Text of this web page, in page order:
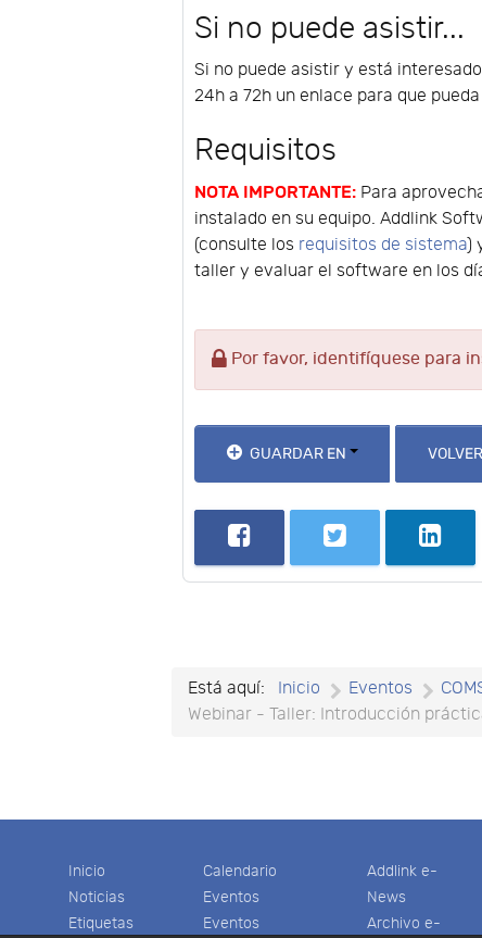
Si no puede asistir...
Si no puede asistir y está
24h a 72h un enlace para que
Requisitos
NOTA IMPORTANTE: Para
instalado en su equipo. Addlink
(consulte los requisitos de sistema)
taller y evaluar el software en los
Por favor, identifíquese para
GUARDAR EN VOLVER
Está aquí: Inicio Eventos
Webinar - Taller: Introducción
Inicio
Noticias
Etiquetas
Calendario
Eventos
Eventos
Addlink e-
News
Archivo e-